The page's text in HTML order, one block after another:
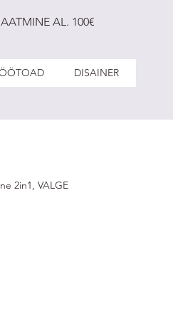
AL. 100€
DISAINER
2in1, VALGE